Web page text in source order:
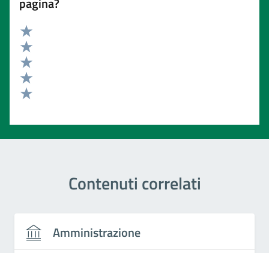
Valuta 5 stelle su 5
Valuta 4 stelle su 5
Valuta 3 stelle su 5
Valuta 2 stelle su 5
Contenuti correlati
Amministrazione